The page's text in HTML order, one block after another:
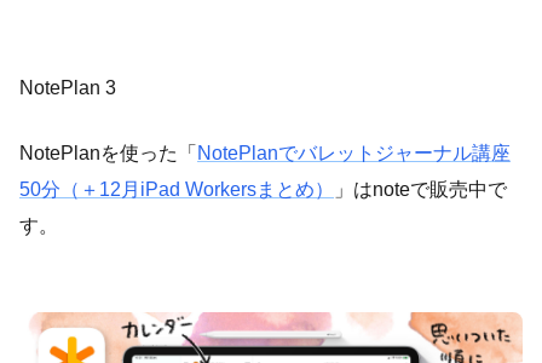
NotePlan 3
NotePlanを使った「 NotePlanでバレットジャーナル講座
50分（＋12月iPad Workersまとめ）
」はnoteで販売中で
す。